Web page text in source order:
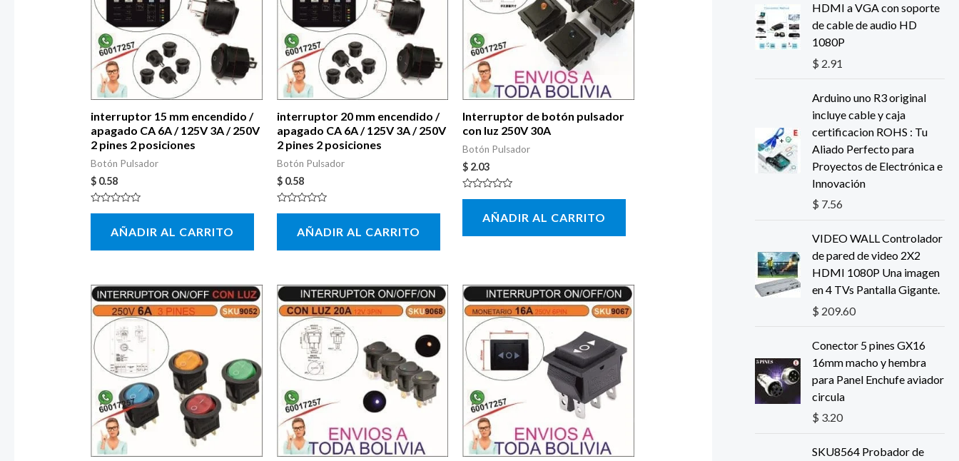
interruptor 15 mm encendido /
apagado CA 6A / 125V 3A / 250V
2 pines 2 posiciones
Botón Pulsador
$0.58
Valorado
5
AÑADIR AL CARRITO
interruptor 20 mm encendido /
apagado CA 6A / 125V 3A / 250V
2 pines 2 posiciones
Botón Pulsador
$0.58
Valorado
5
AÑADIR AL CARRITO
Interruptor de botón pulsador
con luz 250V 30A
Botón Pulsador
$ 2.03
Valorado
5
AÑADIR AL CARRITO
HDMI a VGA con soporte
de cable de audio HD
1080P
$ 2.91
Arduino uno R3 original
incluye cable y caja
certificacion ROHS : Tu
Aliado Perfecto para
Proyectos de Electrónica e
Innovación
$ 7.56
VIDEO WALL Controlador
de pared de video 2X2
HDMI 1080P Una imagen
en 4 TVs Pantalla Gigante.
$ 209.60
Conector 5 pines GX16
16mm macho y hembra
para Panel Enchufe aviador
circula
$ 3.20
SKU8564 Probador de